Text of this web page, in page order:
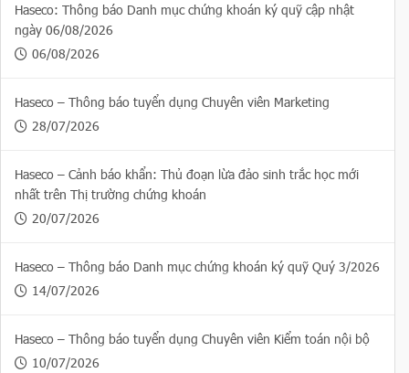
Haseco: Thông báo Danh mục chứng khoán ký quỹ cập nhật
ngày 06/08/2026
06/08/2026
Haseco – Thông báo tuyển dụng Chuyên viên Marketing
28/07/2026
Haseco – Cảnh báo khẩn: Thủ đoạn lừa đảo sinh trắc học mới
nhất trên Thị trường chứng khoán
20/07/2026
Haseco – Thông báo Danh mục chứng khoán ký quỹ Quý 3/2026
14/07/2026
Haseco – Thông báo tuyển dụng Chuyên viên Kiểm toán nội bộ
10/07/2026